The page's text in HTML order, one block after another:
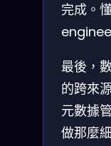
完成。
最後，
的跨來
元數據
做那麼